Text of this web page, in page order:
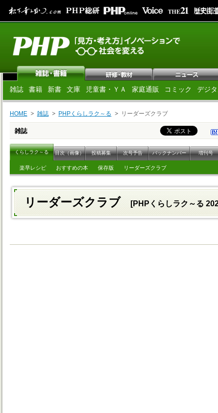
雑誌 書籍 新書 文庫 児童書・ＹＡ 家庭通販 コミック デジ
HOME 雑誌 PHPくらしラク～る リーダーズクラブ
雑誌
くらしラク～る 目次（画像） 投稿募集 次号予告 バックナンバー 増刊号
楽早レシピ おすすめの本 保存版 リーダーズクラブ
リーダーズクラブ [PHPくらしラク～る